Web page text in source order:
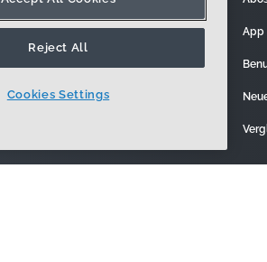
App
Reject All
Cookies Settings